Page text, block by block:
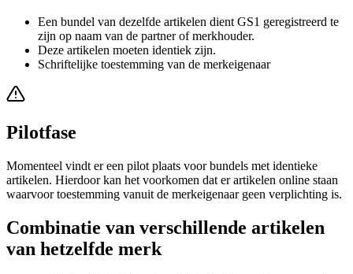
Een bundel van dezelfde artikelen dient GS1 geregistreerd te
zijn op naam van de partner of merkhouder.
Deze artikelen moeten identiek zijn.
Schriftelijke toestemming van de merkeigenaar
Pilotfase
Momenteel vindt er een pilot plaats voor bundels met identieke
artikelen. Hierdoor kan het voorkomen dat er artikelen online staan
waarvoor toestemming vanuit de merkeigenaar geen verplichting is.
Combinatie van verschillende artikelen
van hetzelfde merk